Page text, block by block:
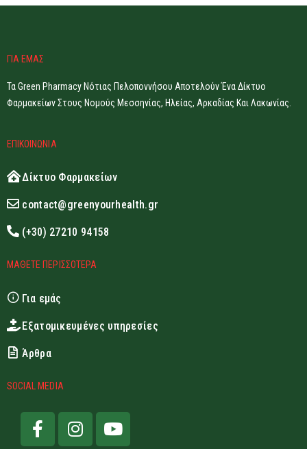
ΓΙΑ ΕΜΑΣ
Τα Green Pharmacy Νότιας Πελοποννήσου Αποτελούν Ένα Δίκτυο
Φαρμακείων Στους Νομούς Μεσσηνίας, Ηλείας, Αρκαδίας Και Λακωνίας.
ΕΠΙΚΟΙΝΩΝΙΑ
Δίκτυο Φαρμακείων
contact@greenyourhealth.gr
(+30) 27210 94158
ΜΑΘΕΤΕ ΠΕΡΙΣΣΟΤΕΡΑ
Για εμάς
Εξατομικευμένες υπηρεσίες
Άρθρα
SOCIAL MEDIA